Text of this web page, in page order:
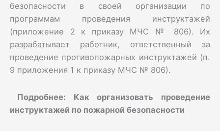
безопасности в своей организации по
программам проведения инструктажей
(приложение 2 к приказу МЧС № 806). Их
разрабатывает работник, ответственный за
проведение противопожарных инструктажей (п.
9 приложения 1 к приказу МЧС № 806).
Подробнее: Как организовать проведение
инструктажей по пожарной безопасности